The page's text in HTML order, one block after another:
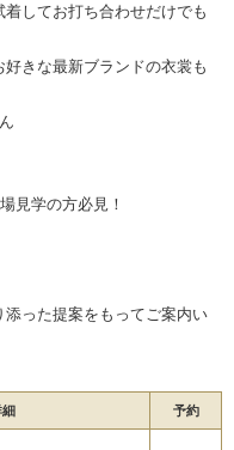
してお打ち合わせだけでも
きな最新ブランドの衣裳も
見学の方必見！
った提案をもってご案内い
細 予約